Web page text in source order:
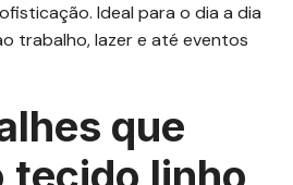
Ideal para o dia a dia
trabalho, lazer e até eventos
que